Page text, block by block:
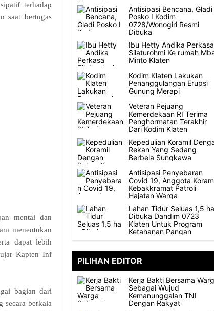
terhadap
saat bertugas
mental dan
menentukan
dapat lebih
Kapten Inf
bagian dari
secara berkala
Antisipasi Bencana, Gladi
Posko I Kodim
0728/Wonogiri Resmi
Dibuka
Ibu Hetty Andika Perkasa
Silaturohmi Ke rumah
Minto Klaten
Kodim Klaten Lakukan
Penanggulangan Erupsi
Gunung Merapi
Veteran Pejuang
Kemerdekaan RI Terima
Penghormatan Terakhir
Dari Kodim Klaten
Kepedulian Koramil
Rekan Yang Sedang
Berbela Sungkawa
Antisipasi Penyebaran
Covid 19, Anggota
Kebakkramat Patroli
Hajatan Warga
Lahan Tidur Seluas 1,5
Dibuka Dandim 0723
Klaten Untuk Program
Ketahanan Pangan
PILIHAN EDITOR
Kerja Bakti Bersama
Sebagai Wujud
Kemanunggalan TNI
Dengan Rakyat